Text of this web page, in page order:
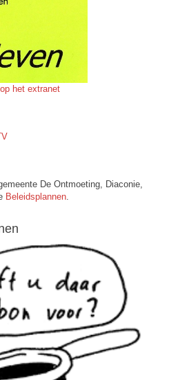
op het extranet
De Ontmoeting, Diaconie,
Beleidsplannen.